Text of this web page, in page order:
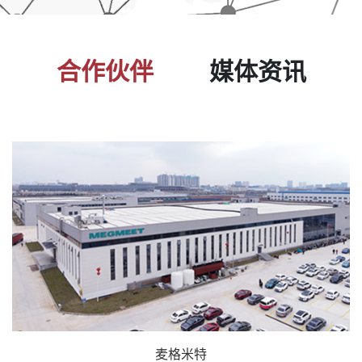
合作伙伴 媒体资讯
麦格米特